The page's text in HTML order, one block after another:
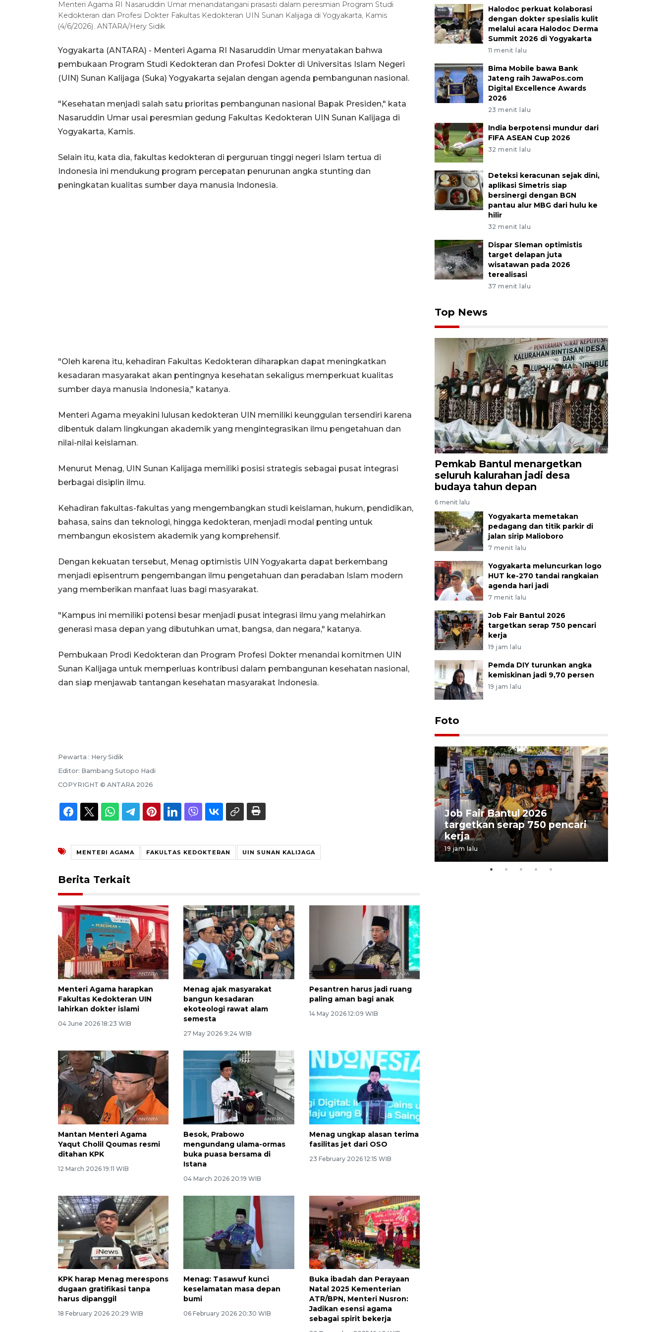
Menteri Agama RI Nasaruddin Umar menandatangani prasasti dalam peresmian Program Studi
Kedokteran dan Profesi Dokter Fakultas Kedokteran UIN Sunan Kalijaga di Yogyakarta, Kamis
(4/6/2026). ANTARA/Hery Sidik
Yogyakarta (ANTARA) - Menteri Agama RI Nasaruddin Umar menyatakan bahwa
pembukaan Program Studi Kedokteran dan Profesi Dokter di Universitas Islam Negeri
(UIN) Sunan Kalijaga (Suka) Yogyakarta sejalan dengan agenda pembangunan nasional.
"Kesehatan menjadi salah satu prioritas pembangunan nasional Bapak Presiden," kata
Nasaruddin Umar usai peresmian gedung Fakultas Kedokteran UIN Sunan Kalijaga di
Yogyakarta, Kamis.
Selain itu, kata dia, fakultas kedokteran di perguruan tinggi negeri Islam tertua di
Indonesia ini mendukung program percepatan penurunan angka stunting dan
peningkatan kualitas sumber daya manusia Indonesia.
"Oleh karena itu, kehadiran Fakultas Kedokteran diharapkan dapat meningkatkan
kesadaran masyarakat akan pentingnya kesehatan sekaligus memperkuat kualitas
sumber daya manusia Indonesia," katanya.
Menteri Agama meyakini lulusan kedokteran UIN memiliki keunggulan tersendiri karena
dibentuk dalam lingkungan akademik yang mengintegrasikan ilmu pengetahuan dan
nilai-nilai keislaman.
Menurut Menag, UIN Sunan Kalijaga memiliki posisi strategis sebagai pusat integrasi
berbagai disiplin ilmu.
Kehadiran fakultas-fakultas yang mengembangkan studi keislaman, hukum, pendidikan,
bahasa, sains dan teknologi, hingga kedokteran, menjadi modal penting untuk
membangun ekosistem akademik yang komprehensif.
Dengan kekuatan tersebut, Menag optimistis UIN Yogyakarta dapat berkembang
menjadi episentrum pengembangan ilmu pengetahuan dan peradaban Islam modern
yang memberikan manfaat luas bagi masyarakat.
"Kampus ini memiliki potensi besar menjadi pusat integrasi ilmu yang melahirkan
generasi masa depan yang dibutuhkan umat, bangsa, dan negara," katanya.
Pembukaan Prodi Kedokteran dan Program Profesi Dokter menandai komitmen UIN
Sunan Kalijaga untuk memperluas kontribusi dalam pembangunan kesehatan nasional,
dan siap menjawab tantangan kesehatan masyarakat Indonesia.
Pewarta : Hery Sidik
Editor: Bambang Sutopo Hadi
COPYRIGHT © ANTARA 2026
MENTERI AGAMA FAKULTAS KEDOKTERAN UIN SUNAN KALIJAGA
Berita Terkait
Menteri Agama harapkan
Fakultas Kedokteran UIN
lahirkan dokter islami
04 June 2026 18:23 WIB
Menag ajak masyarakat
bangun kesadaran
ekoteologi rawat alam
semesta
27 May 2026 9:24 WIB
Pesantren harus jadi ruang
paling aman bagi anak
14 May 2026 12:09 WIB
Mantan Menteri Agama
Yaqut Cholil Qoumas resmi
ditahan KPK
12 March 2026 19:11 WIB
Besok, Prabowo
mengundang ulama-ormas
buka puasa bersama di
Istana
04 March 2026 20:19 WIB
Menag ungkap alasan terima
fasilitas jet dari OSO
23 February 2026 12:15 WIB
KPK harap Menag merespons
dugaan gratifikasi tanpa
harus dipanggil
18 February 2026 20:29 WIB
Menag: Tasawuf kunci
keselamatan masa depan
bumi
06 February 2026 20:30 WIB
Buka ibadah dan Perayaan
Natal 2025 Kementerian
ATR/BPN, Menteri Nusron:
Jadikan esensi agama
sebagai spirit bekerja
Halodoc perkuat kolaborasi
dengan dokter spesialis kulit
melalui acara Halodoc Derma
Summit 2026 di Yogyakarta
11 menit lalu
Bima Mobile bawa Bank
Jateng raih JawaPos.com
Digital Excellence Awards
2026
23 menit lalu
India berpotensi mundur dari
FIFA ASEAN Cup 2026
32 menit lalu
Deteksi keracunan sejak dini,
aplikasi Simetris siap
bersinergi dengan BGN
pantau alur MBG dari hulu ke
hilir
32 menit lalu
Dispar Sleman optimistis
target delapan juta
wisatawan pada 2026
terealisasi
37 menit lalu
Top News
Pemkab Bantul menargetkan
seluruh kalurahan jadi desa
budaya tahun depan
6 menit lalu
Yogyakarta memetakan
pedagang dan titik parkir di
jalan sirip Malioboro
7 menit lalu
Yogyakarta meluncurkan logo
HUT ke-270 tandai rangkaian
agenda hari jadi
7 menit lalu
Job Fair Bantul 2026
targetkan serap 750 pencari
kerja
19 jam lalu
Pemda DIY turunkan angka
kemiskinan jadi 9,70 persen
19 jam lalu
Foto
03 August 2026 13:03 WIB
Job Fair Bantul 2026
targetkan serap 750 pencari
kerja
19 jam lalu